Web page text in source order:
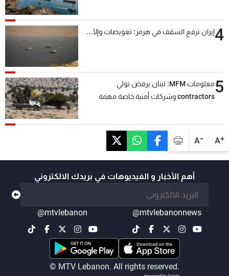
A+
A-
4إيران ترفع السقف في هرمز: تعويضات وإلّا...
5
معلومات MFM: لبنان يرفض تولي
contractors وشركات أمنية خاصة مهمة
أهم الأخبار و الفيديوهات في بريدك الالكتروني
@mtvlebanonnews
@mtvlebanon
© MTV Lebanon. All rights reserved.